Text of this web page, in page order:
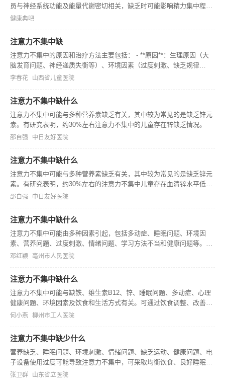
员与神经系统功能及能量代谢密切相关，缺乏时可能影响精力集中程
度。例如维生素B1参与能量代谢，缺乏可能导致神经功能紊乱，影响精
铁是制
健康典吧
注意力不集中缺
注意力不集中的原因和治疗方法主要包括： - **原因**：生理原因（大
脑发育问题、神经递质失衡等）、环境因素（过度刺激、缺乏规律
等）、心理因素（焦虑、压力等）、睡眠问题、其他因素（营养缺乏、
李春花 山西省儿童医院
注意力不集中缺什么
注意力不集中可能与多种营养素缺乏有关，其中较为常见的是缺乏锌元
素。有研究表明，约30%左右注意力不集中的儿童存在锌缺乏情况。
邵自强 中日友好医院
注意力不集中缺什么
注意力不集中可能与多种营养素缺乏有关，其中较为常见的是缺乏锌元
素。有研究表明，约30%左右的注意力不集中儿童存在血清锌水平低于
正常范围的情况。
邵自强 中日友好医院
注意力不集中缺什么
注意力不集中可能由多种因素引起，包括多动症、睡眠问题、环境因
素、营养问题、过度刺激、情绪问题、学习方法不当和健康问题等。治
疗方法因病因而异，包括药物治疗、行为疗法、调整睡眠、改善饮食、
专业医生。
邓红颖 亳州市人民医院
注意力不集中缺什么
注意力不集中可能与缺铁、维生素B12、锌、睡眠问题、多动症、心理
健康问题、环境因素及饮食和生活方式有关。可通过饮食调整、改善睡
眠、治疗心理疾病、创造良好环境及保持健康生活方式来改善。
何小燕 柳州市工人医院
注意力不集中缺少什么
营养缺乏、睡眠问题、环境刺激、情绪问题、缺乏运动、健康问题、电
子设备使用过度可能导致注意力不集中，可采取均衡饮食、良好睡眠、
管理压力、定期运动、限制电子设备使用时间、就医治疗等措施改善。
张卫群 山东省立医院